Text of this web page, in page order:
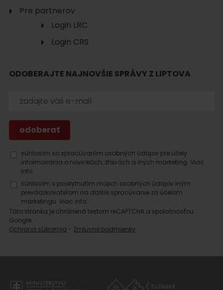
Hľadať
ubytovanie
Pre partnerov
Login LRC
Login CRS
ODOBERAJTE NAJNOVŠIE SPRÁVY Z LIPTOVA
súhlasím so spracúvaním osobných údajov pre účely
informovania o novinkách, zľavách a iných marketing. Viac
info.
súhlasím s poskytnutím mojich osobných údajov iným
prevádzkovateľom na ďalšie spracúvanie za účelom
marketingu. Viac info.
Táto stránka je chránená testom reCAPTCHA a spoločnosťou
Google.
Ochrana súkromia - Zmluvné podmienky